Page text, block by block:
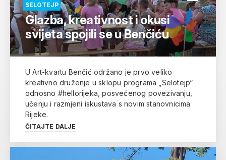
SELOTEJP
Glazba, kreativnost i okusi
svijeta spojili se u Benčiću
U Art-kvartu Benčić održano je prvo veliko
kreativno druženje u sklopu programa „Selotejp“
odnosno #hellorijeka, posvećenog povezivanju,
učenju i razmjeni iskustava s novim stanovnicima
Rijeke.
ČITAJTE DALJE